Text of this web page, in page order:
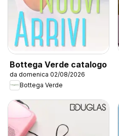
Bottega Verde catalogo
da domenica 02/08/2026
Bottega Verde